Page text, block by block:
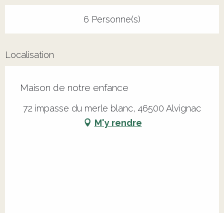
6 Personne(s)
Localisation
Maison de notre enfance
72 impasse du merle blanc, 46500 Alvignac
M'y rendre